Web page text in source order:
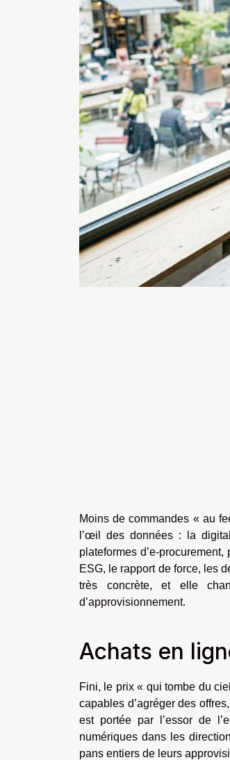
Moins de commandes « au
l’œil des données : la
plateformes d’e-
ESG, le rapport de force, les
très concrète, et elle
d’approvisionnement.
Achats en
Fini, le prix « qui tombe du
capables d’agréger des
est portée par l’essor de
numériques dans les
pans entiers de leurs